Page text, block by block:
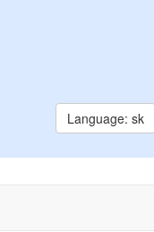
Language: sk